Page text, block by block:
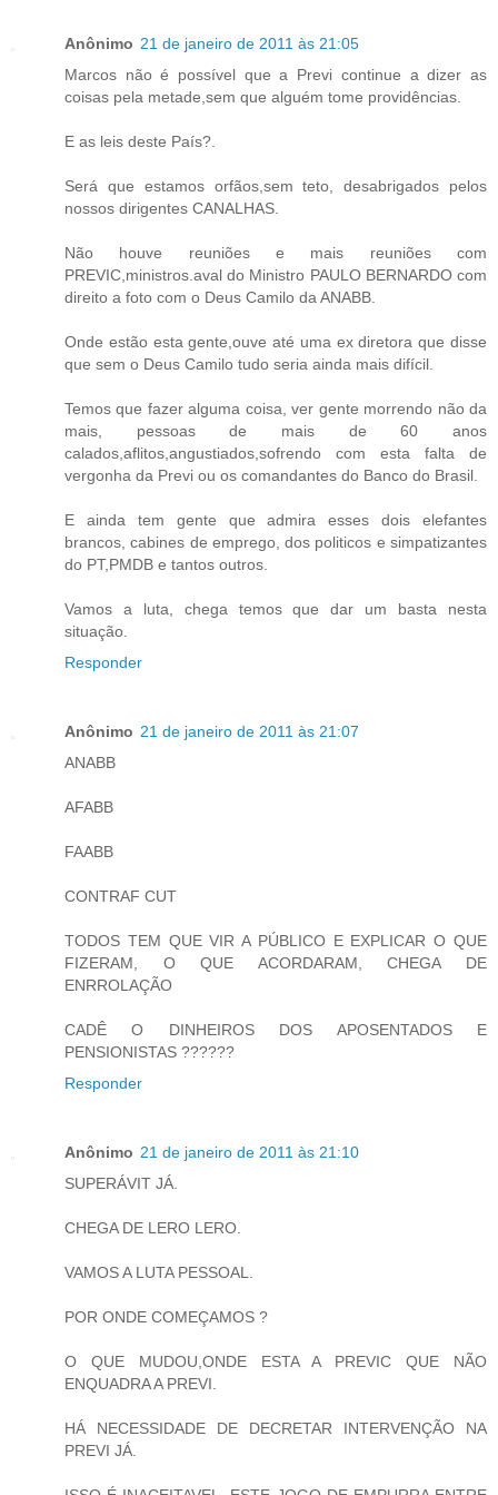
Anônimo 21 de janeiro de 2011 às 21:05
Marcos não é possível que a Previ continue a dizer as
coisas pela metade,sem que alguém tome providências.
E as leis deste País?.
Será que estamos orfãos,sem teto, desabrigados pelos
nossos dirigentes CANALHAS.
Não houve reuniões e mais reuniões com
PREVIC,ministros.aval do Ministro PAULO BERNARDO com
direito a foto com o Deus Camilo da ANABB.
Onde estão esta gente,ouve até uma ex diretora que disse
que sem o Deus Camilo tudo seria ainda mais difícil.
Temos que fazer alguma coisa, ver gente morrendo não da
mais, pessoas de mais de 60 anos
calados,aflitos,angustiados,sofrendo com esta falta de
vergonha da Previ ou os comandantes do Banco do Brasil.
E ainda tem gente que admira esses dois elefantes
brancos, cabines de emprego, dos politicos e simpatizantes
do PT,PMDB e tantos outros.
Vamos a luta, chega temos que dar um basta nesta
situação.
Responder
Anônimo 21 de janeiro de 2011 às 21:07
ANABB
AFABB
FAABB
CONTRAF CUT
TODOS TEM QUE VIR A PÚBLICO E EXPLICAR O QUE
FIZERAM, O QUE ACORDARAM, CHEGA DE
ENRROLAÇÃO
CADÊ O DINHEIROS DOS APOSENTADOS E
PENSIONISTAS ??????
Responder
Anônimo 21 de janeiro de 2011 às 21:10
SUPERÁVIT JÁ.
CHEGA DE LERO LERO.
VAMOS A LUTA PESSOAL.
POR ONDE COMEÇAMOS ?
O QUE MUDOU,ONDE ESTA A PREVIC QUE NÃO
ENQUADRA A PREVI.
HÁ NECESSIDADE DE DECRETAR INTERVENÇÃO NA
PREVI JÁ.